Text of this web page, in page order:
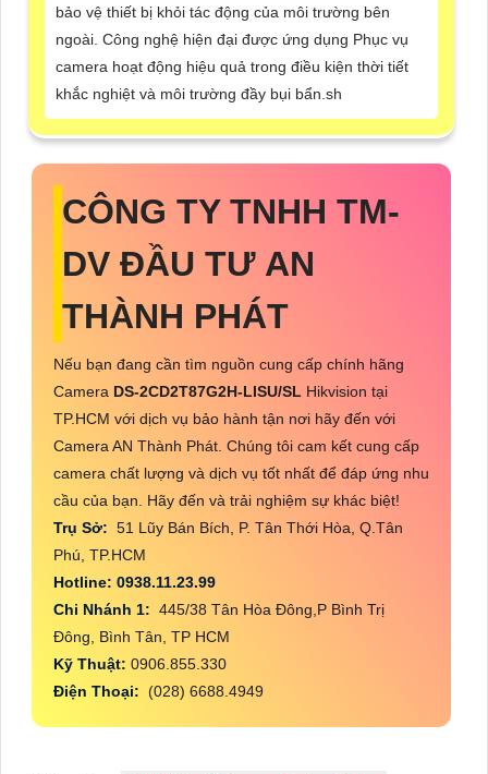
bảo vệ thiết bị khỏi tác động của môi trường bên
ngoài. Công nghệ hiện đại được ứng dụng Phục vụ
camera hoạt động hiệu quả trong điều kiện thời tiết
khắc nghiệt và môi trường đầy bụi bẩn.sh
CÔNG TY TNHH TM-
DV ĐẦU TƯ AN
THÀNH PHÁT
Nếu bạn đang cần tìm nguồn cung cấp chính hãng
Camera DS-2CD2T87G2H-LISU/SL Hikvision tại
TP.HCM với dịch vụ bảo hành tận nơi hãy đến với
Camera AN Thành Phát. Chúng tôi cam kết cung cấp
camera chất lượng và dịch vụ tốt nhất để đáp ứng nhu
cầu của bạn. Hãy đến và trải nghiệm sự khác biệt!
Trụ Sở: 51 Lũy Bán Bích, P. Tân Thới Hòa, Q.Tân
Phú, TP.HCM
Hotline: 0938.11.23.99
Chi Nhánh 1: 445/38 Tân Hòa Đông,P Bình Trị
Đông, Bình Tân, TP HCM
Kỹ Thuật: 0906.855.330
Điện Thoại: (028) 6688.4949